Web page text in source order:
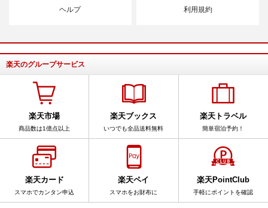
ヘルプ 利用規約
楽天のグループサービス
楽天市場
商品数は1億点以上
楽天ブックス
いつでも全品送料無料
楽天トラベル
簡単宿泊予約！
楽天カード
スマホでカンタン申込
楽天ペイ
スマホをお財布に
楽天PointClub
手軽にポイントを確認